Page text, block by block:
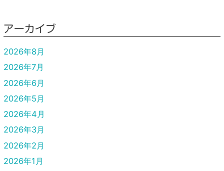
アーカイブ
2026年8月
2026年7月
2026年6月
2026年5月
2026年4月
2026年3月
2026年2月
2026年1月